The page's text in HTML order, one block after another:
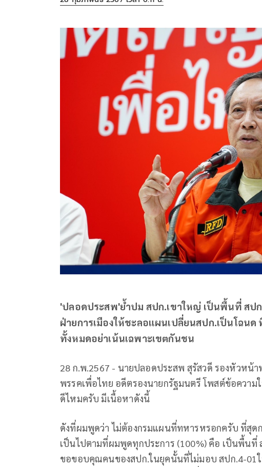
'ปลอดประสพ'ย้ำปม สปก.เขาใหญ่ เป็นพื้นที่ สป
ฝ่ายการเมืองให้ชะลอแผนเปลี่ยนสปก.เป็นโฉน
ทั้งหมดอย่าเน้นเฉพาะเขตกันชน
28 ก.พ.2567 - นายปลอดประสพ สุรัสวดี รองหัวหน้
พรรคเพื่อไทย อดีตรองนายกรัฐมนตรี โพสต์ข้อควา
ดีไหมครับ มีเนื้อหาดังนี้
ดังที่ผมพูดว่า ไม่ต้องกรมแผนที่ทหารหรอกครับ ที่สุ
เป็นไปตามที่ผมพูดทุกประการ (100%) คือ เป็นพื้นที่
ขอขอบคุณคนของสปก.ในยุคนั้นที่ไม่มอบ สปก.4-01